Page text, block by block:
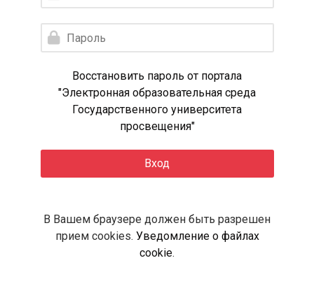
Пароль
Восстановить пароль от портала
"Электронная образовательная среда
Государственного университета
просвещения"
Вход
В Вашем браузере должен быть разрешен
прием cookies. Уведомление о файлах
cookie.